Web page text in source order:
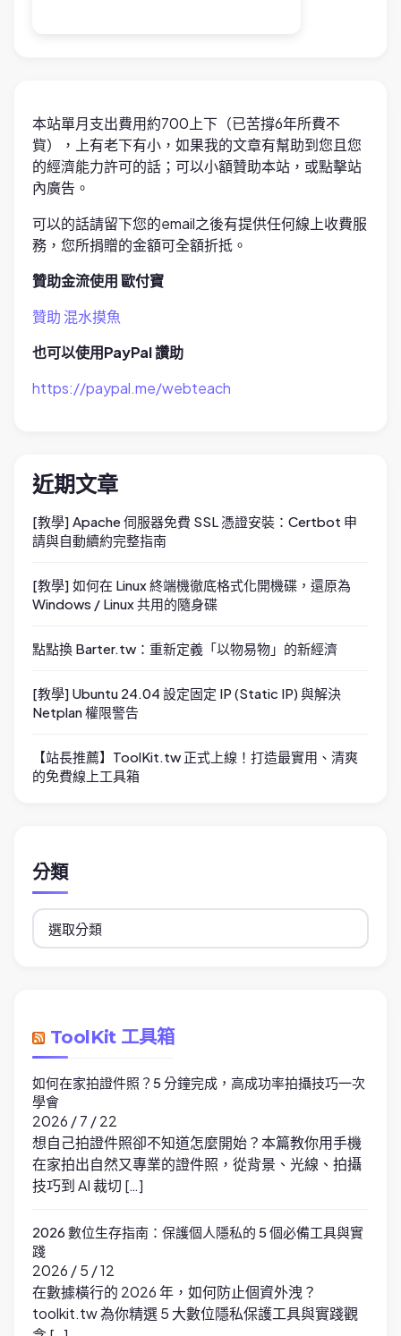
本站單月支出費用約700上下（已苦撐6年所費不
貲），上有老下有小，如果我的文章有幫助到您且您
的經濟能力許可的話；可以小額贊助本站，或點擊站
內廣告。
可以的話請留下您的email之後有提供任何線上收費服
務，您所捐贈的金額可全額折抵。
贊助金流使用 歐付寶
贊助 混水摸魚
也可以使用PayPal 讚助
https://paypal.me/webteach
近期文章
[教學] Apache 伺服器免費 SSL 憑證安裝：Certbot 申
請與自動續約完整指南
[教學] 如何在 Linux 終端機徹底格式化開機碟，還原為
Windows / Linux 共用的隨身碟
點點換 Barter.tw：重新定義「以物易物」的新經濟
[教學] Ubuntu 24.04 設定固定 IP (Static IP) 與解決
Netplan 權限警告
【站長推薦】ToolKit.tw 正式上線！打造最實用、清爽
的免費線上工具箱
分類
分
類
ToolKit 工具箱
如何在家拍證件照？5 分鐘完成，高成功率拍攝技巧一次
學會
2026 / 7 / 22
想自己拍證件照卻不知道怎麼開始？本篇教你用手機
在家拍出自然又專業的證件照，從背景、光線、拍攝
技巧到 AI 裁切 […]
2026 數位生存指南：保護個人隱私的 5 個必備工具與實
踐
2026 / 5 / 12
在數據橫行的 2026 年，如何防止個資外洩？
toolkit.tw 為你精選 5 大數位隱私保護工具與實踐觀